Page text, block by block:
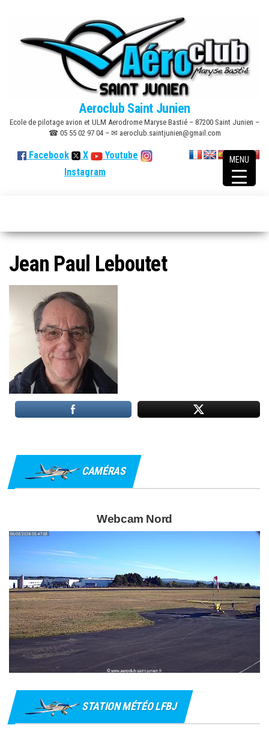
Aeroclub Saint Junien
Ecole de pilotage avion et ULM Aerodrome Maryse Bastié – 87200 Saint Junien –
☎ 05 55 02 97 04 – ✉ aeroclub.saintjunien@gmail.com
Facebook X
Youtube
Instagram
Jean Paul Leboutet
CAMÉRAS
Webcam Nord
STATION MÉTÉO LFBJ
MENU